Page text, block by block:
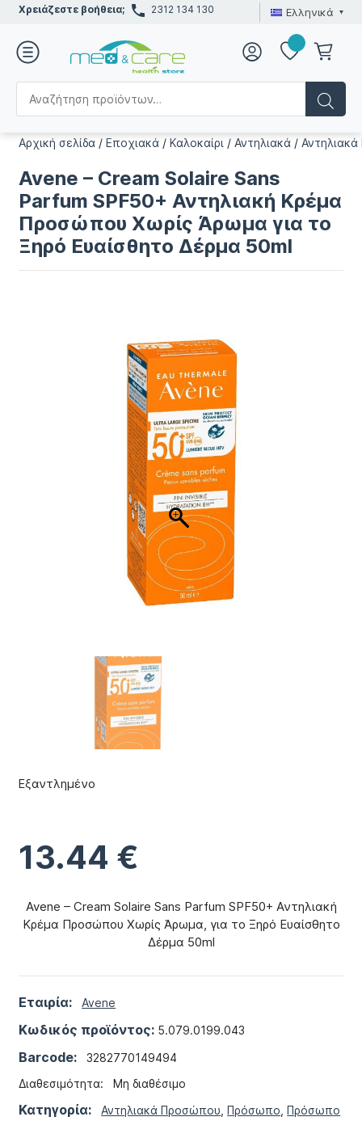
Χρειάζεστε βοήθεια; 2312 134 130 Ελληνικά
Αρχική σελίδα /Εποχιακά /Καλοκαίρι /Αντηλιακά /
Avene – Cream Solaire Sans
Parfum SPF50+ Αντηλιακή Κρέμα
Προσώπου Χωρίς Άρωμα για το
Ξηρό Ευαίσθητο Δέρμα 50ml
13.44 €
Avene – Cream Solaire Sans Parfum SPF50+ Αντηλιακή
Κρέμα Προσώπου Χωρίς Άρωμα, για το Ξηρό Ευαίσθητο
Δέρμα 50ml
Εταιρία: Avene
Κωδικός προϊόντος: 5.079.0199.043
Barcode:
3282770149494
Διαθεσιμότητα:Μη διαθέσιμο
Κατηγορία:Αντηλιακά Προσώπου ,Πρόσωπο ,Πρόσωπο
Εξαντλημένο